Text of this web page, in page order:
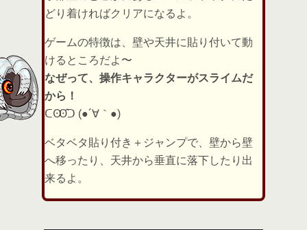
どり着ければクリアになるよ。
ゲームの特徴は、壁や天井に貼り付いて動
けるところだよ〜
なぜって、操作キャラクターがスライムだ
から！
ᑕꙬ̂ᑐ (●´∀｀●)
ベタベタ貼り付き＋ジャンプで、壁から壁
へ移ったり、天井から垂直に落下したり出
来るよ。